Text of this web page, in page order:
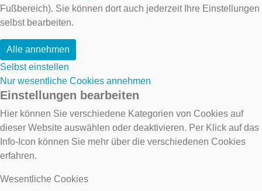
Fußbereich). Sie können dort auch jederzeit Ihre Einstellungen
selbst bearbeiten.
Alle annehmen
Selbst einstellen
Nur wesentliche Cookies annehmen
Einstellungen bearbeiten
Hier können Sie verschiedene Kategorien von Cookies auf
dieser Website auswählen oder deaktivieren. Per Klick auf das
Info-Icon können Sie mehr über die verschiedenen Cookies
erfahren.
Wesentliche Cookies